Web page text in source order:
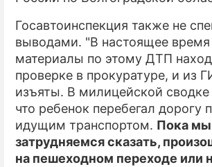
Госавтоинспекция также не
выводами. "В настоящее время
материалы по этому ДТП
проверке в прокуратуре, и из
изъяты. В милицейской сводке
что ребенок перебегал дорогу
идущим транспортом. Пока мы
затрудняемся сказать,
на пешеходном переходе или